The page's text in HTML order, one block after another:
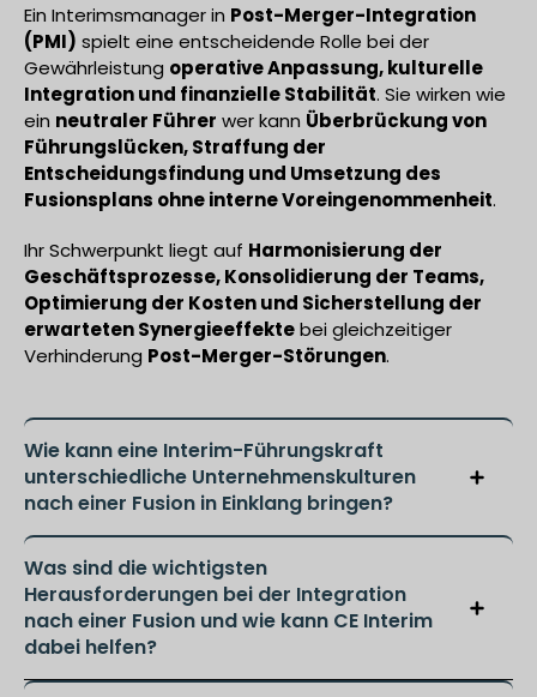
Ein Interimsmanager in Post-Merger-Integration
(PMI) spielt eine entscheidende Rolle bei der
Gewährleistung operative Anpassung, kulturelle
Integration und finanzielle Stabilität. Sie wirken wie
ein neutraler Führer wer kann Überbrückung von
Führungslücken, Straffung der
Entscheidungsfindung und Umsetzung des
Fusionsplans ohne interne Voreingenommenheit.
Ihr Schwerpunkt liegt auf Harmonisierung der
Geschäftsprozesse, Konsolidierung der Teams,
Optimierung der Kosten und Sicherstellung der
erwarteten Synergieeffektebei gleichzeitiger
Verhinderung Post-Merger-Störungen.
Wie kann eine Interim-Führungskraft
unterschiedliche Unternehmenskulturen
nach einer Fusion in Einklang bringen?
Was sind die wichtigsten
Herausforderungen bei der Integration
nach einer Fusion und wie kann CE Interim
dabei helfen?